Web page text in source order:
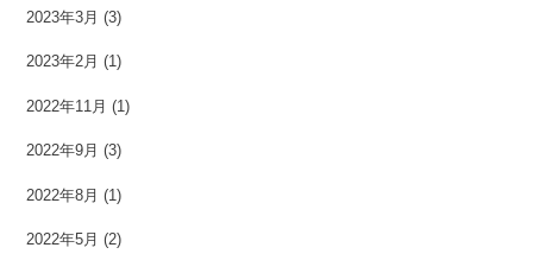
2023年3月 (3)
2023年2月 (1)
2022年11月 (1)
2022年9月 (3)
2022年8月 (1)
2022年5月 (2)